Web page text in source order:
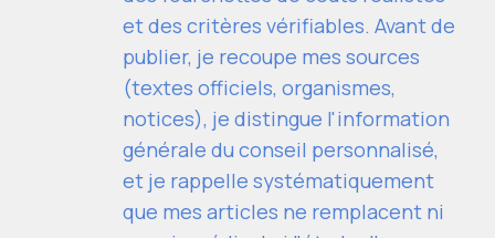
et des critères vérifiables. Avant de
publier, je recoupe mes sources
(textes officiels, organismes,
notices), je distingue l'information
générale du conseil personnalisé,
et je rappelle systématiquement
que mes articles ne remplacent ni